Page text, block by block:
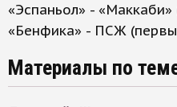
«Эспаньол» -
«Бенфика» - ПСЖ
Материалы по